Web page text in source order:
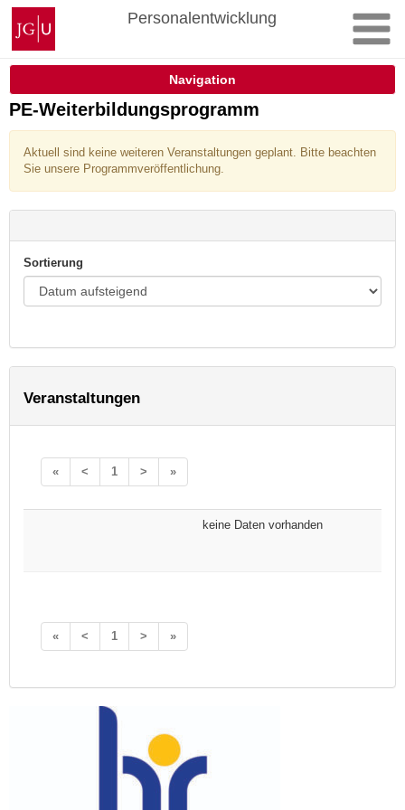
Zum
Inhalt
springen
Johannes
Gutenberg-
Universität
Personalentwicklung
Navigation
PE-Weiterbildungsprogramm
Aktuell sind keine weiteren Veranstaltungen geplant. Bitte beachten
Sie unsere Programmveröffentlichung.
Sortierung
Veranstaltungen
« < 1 > »
keine Daten vorhanden
« < 1 > »